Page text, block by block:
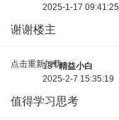
2025-1-17 09:41:25
谢谢楼主
点击重新加载
13# 精益小白
2025-2-7 15:35:19
值得学习思考